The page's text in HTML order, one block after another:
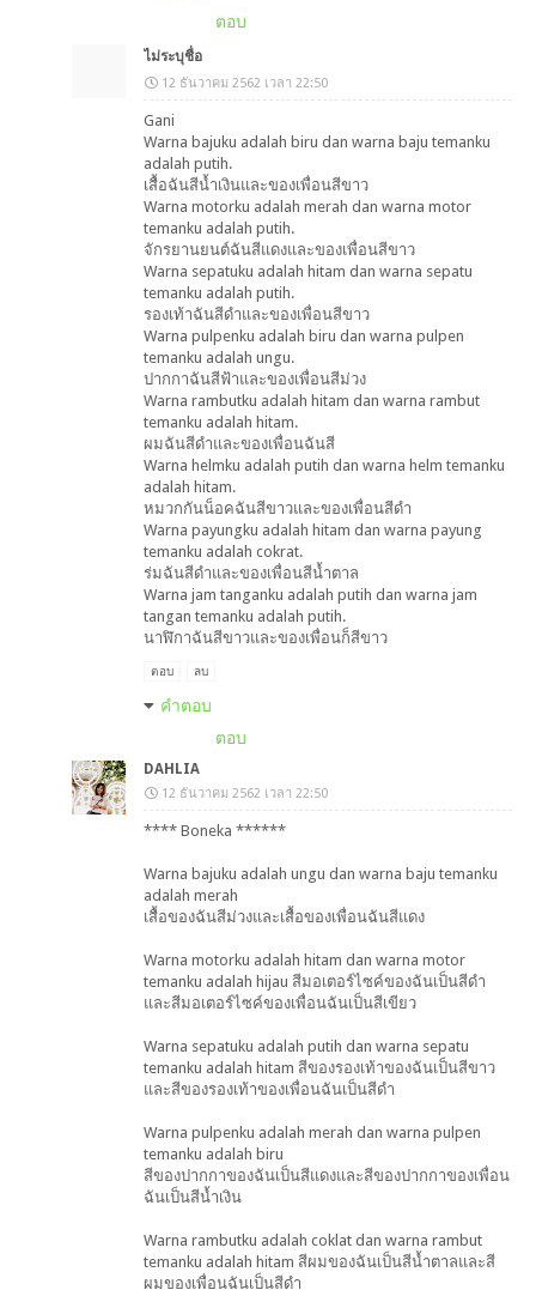
ตอบ
ไม่ระบุชื่อ
12 ธันวาคม 2562 เวลา 22:50
Gani
Warna bajuku adalah biru dan warna baju temanku
adalah putih.
เสื้อฉันสีน้ำเงินและของเพื่อนสีขาว
Warna motorku adalah merah dan warna motor
temanku adalah putih.
จักรยานยนต์ฉันสีแดงและของเพื่อนสีขาว
Warna sepatuku adalah hitam dan warna sepatu
temanku adalah putih.
รองเท้าฉันสีดำและของเพื่อนสีขาว
Warna pulpenku adalah biru dan warna pulpen
temanku adalah ungu.
ปากกาฉันสีฟ้าและของเพื่อนสีม่วง
Warna rambutku adalah hitam dan warna rambut
temanku adalah hitam.
ผมฉันสีดำและของเพื่อนฉันสี
Warna helmku adalah putih dan warna helm temanku
adalah hitam.
หมวกกันน็อคฉันสีขาวและของเพื่อนสีดำ
Warna payungku adalah hitam dan warna payung
temanku adalah cokrat.
ร่มฉันสีดำและของเพื่อนสีน้ำตาล
Warna jam tanganku adalah putih dan warna jam
tangan temanku adalah putih.
นาฬิกาฉันสีขาวและของเพื่อนก็สีขาว
ตอบ ลบ
คำตอบ
ตอบ
DAHLIA
12 ธันวาคม 2562 เวลา 22:50
**** Boneka ******
Warna bajuku adalah ungu dan warna baju temanku
adalah merah
เสื้อของฉันสีม่วงและเสื้อของเพื่อนฉันสีแดง
Warna motorku adalah hitam dan warna motor
temanku adalah hijau สีมอเตอร์ไซค์ของฉันเป็นสีดำ
และสีมอเตอร์ไซค์ของเพื่อนฉันเป็นสีเขียว
Warna sepatuku adalah putih dan warna sepatu
temanku adalah hitam สีของรองเท้าของฉันเป็นสีขาว
และสีของรองเท้าของเพื่อนฉันเป็นสีดำ
Warna pulpenku adalah merah dan warna pulpen
temanku adalah biru
สีของปากกาของฉันเป็นสีแดงและสีของปากกาของเพื่อน
ฉันเป็นสีน้ำเงิน
Warna rambutku adalah coklat dan warna rambut
temanku adalah hitam สีผมของฉันเป็นสีน้ำตาลและสี
ผมของเพื่อนฉันเป็นสีดำ